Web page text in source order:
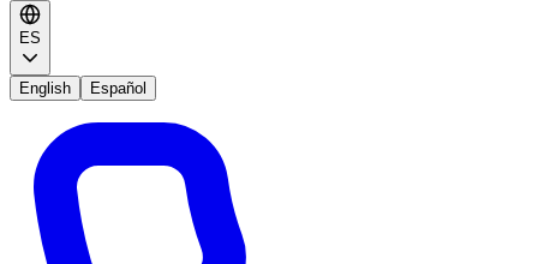
ES
English Español